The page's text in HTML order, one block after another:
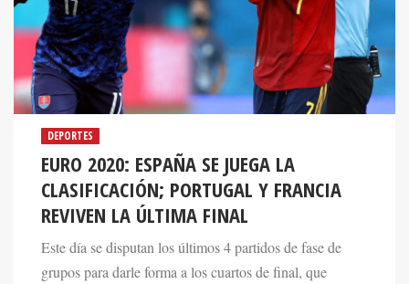
DEPORTES
EURO 2020: ESPAÑA SE JUEGA LA
CLASIFICACIÓN; PORTUGAL Y FRANCIA
REVIVEN LA ÚLTIMA FINAL
Este día se disputan los últimos 4 partidos de fase de
grupos para darle forma a los cuartos de final, que